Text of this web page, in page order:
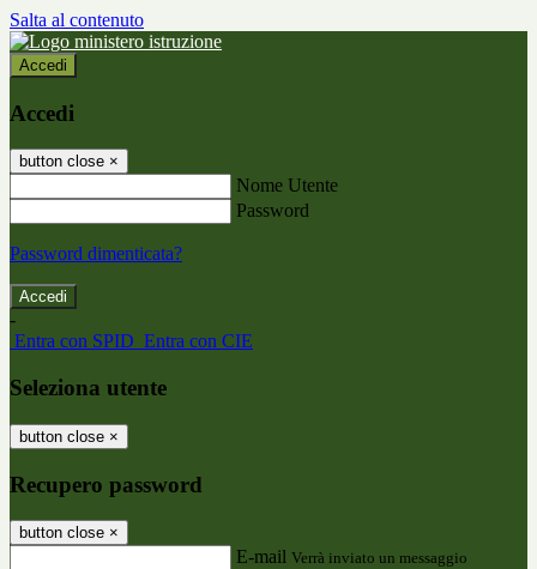
Salta al contenuto
Accedi
Accedi
button close ×
Nome Utente
Password
Password dimenticata?
-
Entra con SPID Entra con CIE
Seleziona utente
button close ×
Recupero password
button close ×
E-mail Verrà inviato un messaggio